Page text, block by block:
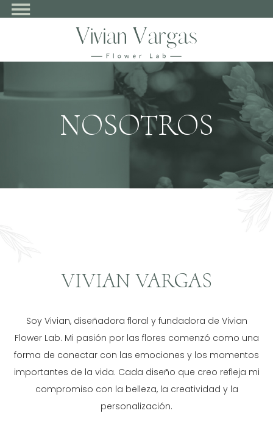
NOSOTROS
VIVIAN VARGAS
Soy Vivian, diseñadora floral y fundadora de Vivian
Flower Lab. Mi pasión por las flores comenzó como una
forma de conectar con las emociones y los momentos
importantes de la vida. Cada diseño que creo refleja mi
compromiso con la belleza, la creatividad y la
personalización.